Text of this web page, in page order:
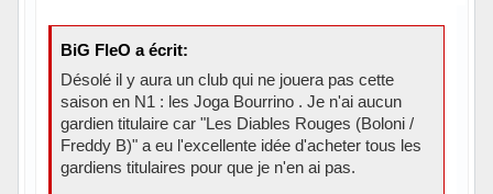
BiG FleO a écrit:
Désolé il y aura un club qui ne jouera pas cette
saison en N1 : les Joga Bourrino . Je n'ai aucun
gardien titulaire car "Les Diables Rouges (Boloni /
Freddy B)" a eu l'excellente idée d'acheter tous les
gardiens titulaires pour que je n'en ai pas.